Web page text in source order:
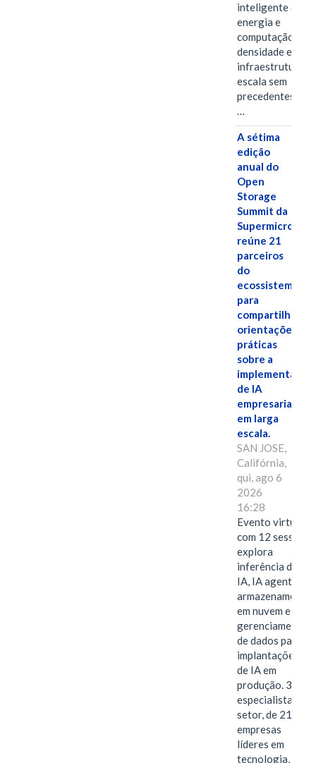
inteligente de
energia e
computação de
densidade em
infraestrutura
escala sem
…
A sétima
edição
anual do
Open
Storage
Summit da
Supermicro
reúne 21
parceiros
do
ecossistema
para
compartilhar
orientações
práticas
sobre a
implementação
de IA
empresarial
em larga
escala.
SAN JOSE,
Califórnia,
qui, ago 6
2026
16:28
Evento virtual
com 12 sessões
explora
inferência de
IA, IA agentiva,
armazenamento
em nuvem e
gerenciamento
de dados para
implantações
de IA em
produção. 38
especialistas do
setor, de 21
empresas
líderes em
tecnologia,